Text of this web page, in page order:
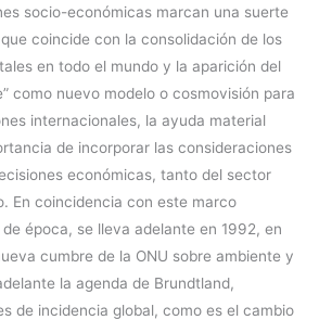
socio-económicas marcan una suerte
coincide con la consolidación de los
en todo el mundo y la aparición del
como nuevo modelo o cosmovisión para
internacionales, la ayuda material
de incorporar las consideraciones
económicas, tanto del sector
En coincidencia con este marco
época, se lleva adelante en 1992, en
cumbre de la ONU sobre ambiente y
la agenda de Brundtland,
de incidencia global, como es el cambio